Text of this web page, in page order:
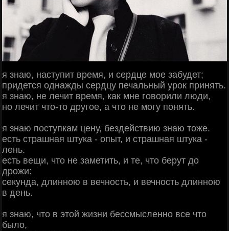
я знаю, наступит время, и сердце мое забудет;
придется однажды сердцу печальный урок принять.
я знаю, не лечит время, как мне говорили люди,
но лечит что-то другое, а что не могу понять.
я знаю поступкам цену, бездействию знаю тоже.
есть страшная штука - опыт, и страшная штука -
лень.
есть вещи, что не заметить, и те, что берут до
дрожи:
секунда, длинною в вечность, и вечность длинною
в день.
я знаю, что в этой жизни бессмысленно все что
было,